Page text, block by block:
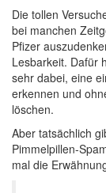
Die tollen
bei manchen
Pfizer
Lesbarkeit. Dafür
sehr dabei, eine
erkennen und
löschen.
Aber tatsächlich
Pimmelpillen-
mal die